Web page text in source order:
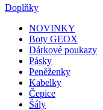
Doplňky
NOVINKY
Boty GEOX
Dárkové poukazy
Pásky
Peněženky
Kabelky
Čepice
Šály